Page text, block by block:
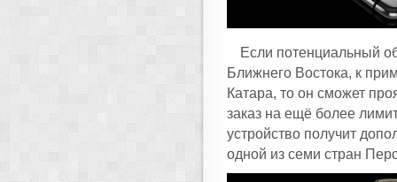
Если потенциальный
Ближнего Востока, к
Катара, то он сможет
заказ на ещё более
устройство получит
одной из семи стран